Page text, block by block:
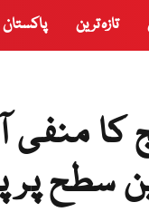
تازہ ترین پاکستان
کا منفی
سطح پر